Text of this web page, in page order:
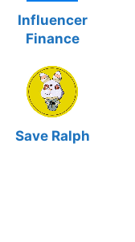
Influencer
Finance
Save Ralph